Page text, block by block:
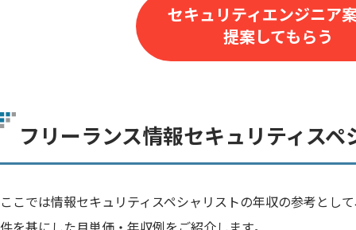
セキュリティエンジニア
提案してもらう
フリーランス情報セキュリティスペ
ここでは情報セキュリティスペシャリストの年収の参考とし